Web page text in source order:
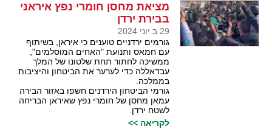
מציאת מחסן חומרי נפץ איראני
בבירת ירדן
29 ב יוני 2024
גורמים ירדניים טוענים כי איראן, בשיתוף
עם חמאס ותנועת "האחים המוסלמים",
ממשיכה לחתור תחת שלטונו של המלך
עבדאללה כדי לערער את הביטחון והיציבות
בממלכה.
גורמי הביטחון הירדנים חשפו באזור הבירה
עמאן מחסן של חומרי נפץ שאיראן הבריחה
לשטח ירדן.
לקריאה >>